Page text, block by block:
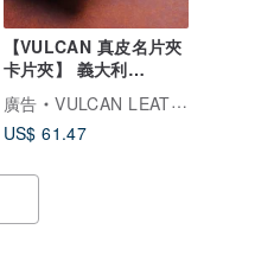
【VULCAN 真皮名片夾
卡片夾】 義大利
BUTTERO牛革 可製作
無扣
廣告
VULCAN LEATHER 精品手工皮件
US$ 61.47